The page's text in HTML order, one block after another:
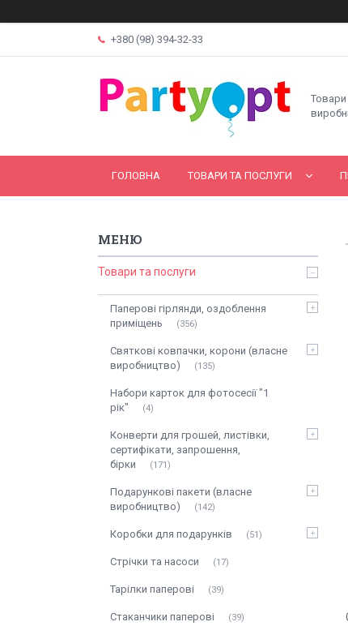
+380 (98) 394-32-33
Товари
ГОЛОВНА ТОВАРИ ТА ПОСЛУГИ
Товари та послуги
Паперові гірлянди, оздоблення
приміщень
356
Святкові ковпачки, корони (власне
виробництво)
135
Набори карток для фотосесії "1
рік"
4
Конверти для грошей, листівки,
сертифікати, запрошення,
бірки
171
Подарункові пакети (власне
виробництво)
142
Коробки для подарунків 51
Стрічки та насоси 17
Тарілки паперові 39
Стаканчики паперові 39